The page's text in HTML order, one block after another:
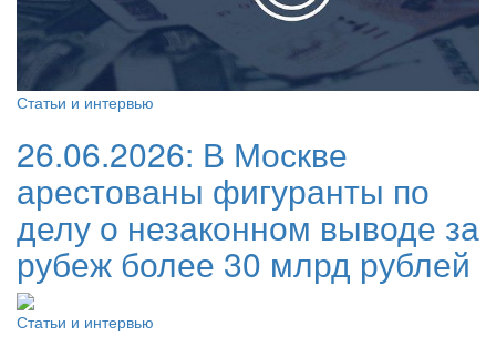
Статьи и интервью
26.06.2026: В Москве
арестованы фигуранты по
делу о незаконном выводе за
рубеж более 30 млрд рублей
Статьи и интервью